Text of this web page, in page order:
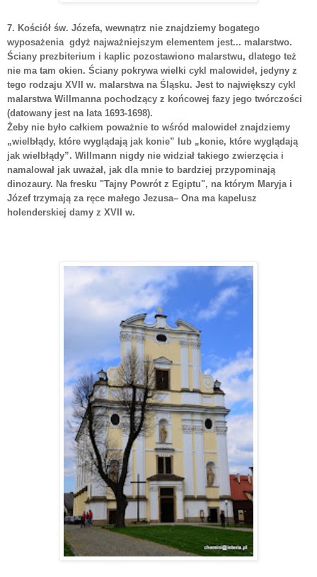
7. Kościół św. Józefa, wewnątrz nie znajdziemy bogatego
wyposażenia gdyż najważniejszym elementem jest... malarstwo.
Ściany prezbiterium i kaplic pozostawiono malarstwu, dlatego też
nie ma tam okien. Ściany pokrywa wielki cykl malowideł, jedyny z
tego rodzaju XVII w. malarstwa na Śląsku. Jest to największy cykl
malarstwa Willmanna pochodzący z końcowej fazy jego twórczości
(datowany jest na lata 1693-1698).
Żeby nie było całkiem poważnie to wśród malowideł znajdziemy
„wielbłądy, które wyglądają jak konie” lub „konie, które wyglądają
jak wielbłądy”. Willmann nigdy nie widział takiego zwierzęcia i
namalował jak uważał, jak dla mnie to bardziej przypominają
dinozaury. Na fresku "Tajny Powrót z Egiptu", na którym Maryja i
Józef trzymają za ręce małego Jezusa– Ona ma kapelusz
holenderskiej damy z XVII w.